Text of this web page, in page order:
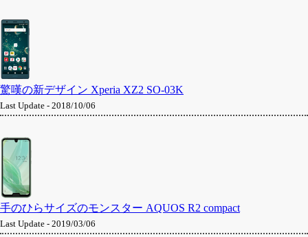
驚嘆の新デザイン Xperia XZ2 SO-03K
Last Update - 2018/10/06
手のひらサイズのモンスター AQUOS R2 compact
Last Update - 2019/03/06